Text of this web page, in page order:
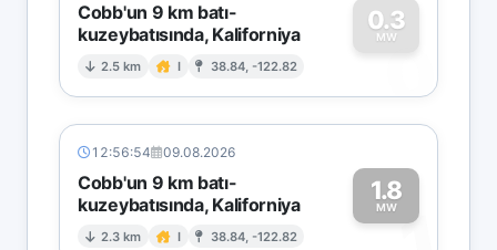
Cobb'un 9 km batı-
kuzeybatısında, Kaliforniya
2.5 km I 38.84, -122.82
0.3
MW
0
12:56:54 09.08.2026
Cobb'un 9 km batı-
kuzeybatısında, Kaliforniya
2.3 km I 38.84, -122.82
1.8
MW